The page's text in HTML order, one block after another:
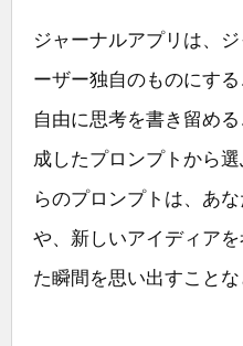
ジャーナルアプリは、
ーザー独自のものにす
自由に思考を書き留め
成したプロンプトから
らのプロンプトは、あ
や、新しいアイディア
た瞬間を思い出すことな